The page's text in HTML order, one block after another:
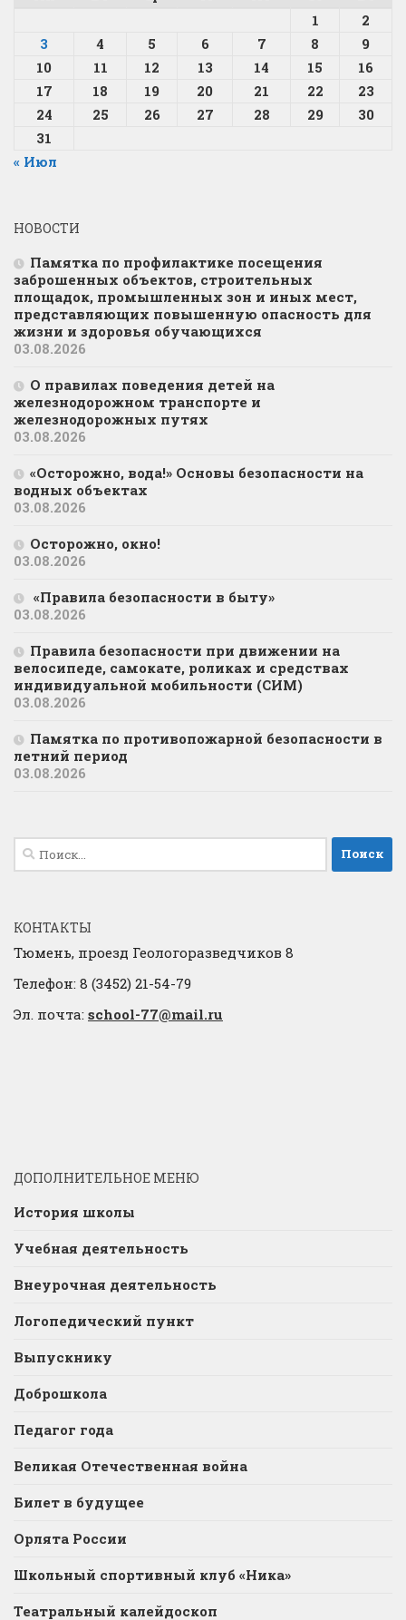
1
2
3
4 5 6 7 8
9
10
11 12 13 14 15
16
17
18 19 20 21 22
23
24
25 26 27 28 29
30
31
« Июл
НОВОСТИ
Памятка по профилактике посещения
заброшенных объектов, строительных
площадок, промышленных зон и иных мест,
представляющих повышенную опасность для
жизни и здоровья обучающихся
03.08.2026
О правилах поведения детей на
железнодорожном транспорте и
железнодорожных путях
03.08.2026
«Осторожно, вода!» Основы безопасности на
водных объектах
03.08.2026
Осторожно, окно!
03.08.2026
«Правила безопасности в быту»
03.08.2026
Правила безопасности при движении на
велосипеде, самокате, роликах и средствах
индивидуальной мобильности (СИМ)
03.08.2026
Памятка по противопожарной безопасности в
летний период
03.08.2026
Найти:
КОНТАКТЫ
Тюмень, проезд Геологоразведчиков 8
Телефон: 8 (3452) 21-54-79
Эл. почта: school-77@mail.ru
ДОПОЛНИТЕЛЬНОЕ МЕНЮ
История школы
Учебная деятельность
Внеурочная деятельность
Логопедический пункт
Выпускнику
Доброшкола
Педагог года
Великая Отечественная война
Билет в будущее
Орлята России
Школьный спортивный клуб «Ника»
Театральный калейдоскоп